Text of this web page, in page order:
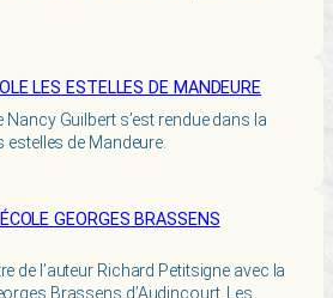
LES ESTELLES DE MANDEURE
Nancy Guilbert s’est rendue dans la
estelles de Mandeure.
GEORGES BRASSENS
de l’auteur Richard Petitsigne avec la
Brassens d’Audincourt. Les